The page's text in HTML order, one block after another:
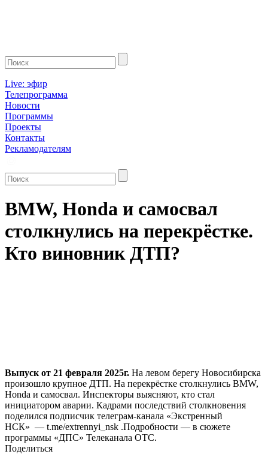
Live: эфир
Телепрограмма
Новости
Программы
Проекты
Контакты
Рекламодателям
BMW, Honda и самосвал
столкнулись на перекрёстке.
Кто виновник ДТП?
Выпуск от 21 февраля 2025г. На левом берегу Новосибирска
произошло крупное ДТП. На перекрёстке столкнулись BMW,
Honda и самосвал. Инспекторы выясняют, кто стал
инициатором аварии. Кадрами последствий столкновения
поделился подписчик телеграм-канала «Экстренный
НСК» — t.me/extrennyi_nsk .Подробности — в сюжете
программы «ДПС» Телеканала ОТС.
Поделиться